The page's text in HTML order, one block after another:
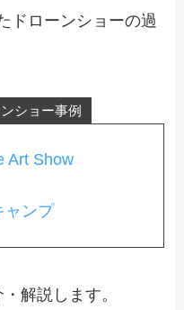
ドローンショーの過
ショー事例
Art Show
ャンプ
解説します。